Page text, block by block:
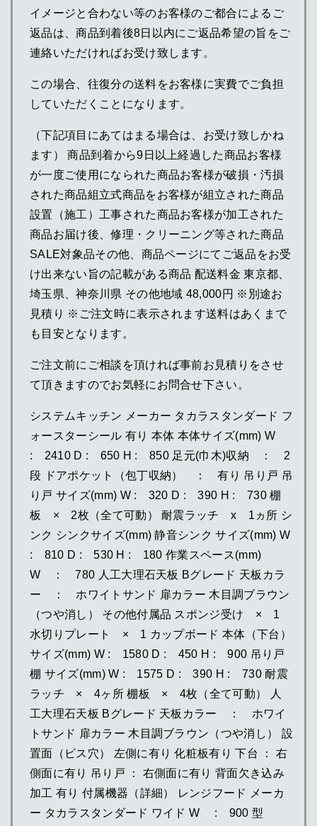
イメージと合わない等のお客様のご都合によるご
返品は、商品到着後8日以内にご返品希望の旨をご
連絡いただければお受け致します。
この場合、往復分の送料をお客様に実費でご負担
していただくことになります。
（下記項目にあてはまる場合は、お受け致しかね
ます） 商品到着から9日以上経過した商品お客様
が一度ご使用になられた商品お客様が破損・汚損
された商品組立式商品をお客様が組立された商品
設置（施工）工事された商品お客様が加工された
商品お届け後、修理・クリーニング等された商品
SALE対象品その他、商品ページにてご返品をお受
け出来ない旨の記載がある商品 配送料金 東京都、
埼玉県、神奈川県 その他地域 48,000円 ※別途お
見積り ※ご注文時に表示されます送料はあくまで
も目安となります。
ご注文前にご相談を頂ければ事前お見積りをさせ
て頂きますのでお気軽にお問合せ下さい。
システムキッチン メーカー タカラスタンダード フ
ォースターシール 有り 本体 本体サイズ(mm) W
: 2410 D : 650 H : 850 足元(巾木)収納 ： 2
段 ドアポケット（包丁収納） ： 有り 吊り戸 吊
り戸 サイズ(mm) W : 320 D : 390 H : 730 棚
板 × 2枚（全て可動） 耐震ラッチ x 1ヵ所 シ
ンク シンクサイズ(mm) 静音シンク サイズ(mm) W
: 810 D : 530 H : 180 作業スペース(mm)
W ： 780 人工大理石天板 Bグレード 天板カラ
ー ： ホワイトサンド 扉カラー 木目調ブラウン
（つや消し） その他付属品 スポンジ受け × 1
水切りプレート × 1 カップボード 本体（下台）
サイズ(mm) W : 1580 D : 450 H : 900 吊り戸
棚 サイズ(mm) W : 1575 D : 390 H : 730 耐震
ラッチ × 4ヶ所 棚板 × 4枚（全て可動） 人
工大理石天板 Bグレード 天板カラー ： ホワイ
トサンド 扉カラー 木目調ブラウン（つや消し） 設
置面（ビス穴） 左側に有り 化粧板有り 下台 ： 右
側面に有り 吊り戸 ： 右側面に有り 背面欠き込み
加工 有り 付属機器（詳細） レンジフード メーカ
ー タカラスタンダード ワイド W : 900 型